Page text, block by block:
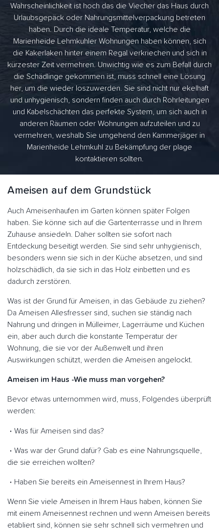
Wahrscheinlichkeit ist hoch das die Viecher das Haus durch
Urlaubsgepäck oder Nahrungsmittelverpackung betreten
haben. Durch die ideale Temperatur, welche die
Marienheide Lehmkuhler Wohnungen haben können, sich
die Kakerlaken hinter einem Regal verkriechen und sich in
kürzester Zeit vermehren. Unwichtig wie es zum Befall durch
die Schädlinge gekommen ist, muss schnell eine Lösung
her, um die wieder loszuwerden. Sie sind nicht nur ekelhaft
und unhygienisch, sondern finden auch durch Rohrleitungen
und Kabelschächten das perfekte System, um sich auch in
anderen Räumen oder Wohnungen aufzuteilen und zu
vermehren, weshalb Sie umgehend den Kammerjäger in
Marienheide Lehmkuhl zu Bekämpfung der plage
kontaktieren sollten.
Ameisen auf dem Grundstück
Auch Ameisenhaufen im Garten können später Folgen
haben. Sie könne sich auf die Gartenterrasse und in Ihrem
Zuhause ansiedeln. Daher sollten sie sofort nach
Entdeckung beseitigt werden. Sie sind sehr unhygienisch,
besonders wenn sie sich in der Küche absetzen, und sind
holzschädlich, da sie sich in das Holz einbetten und es
dadurch zerstören.
Was ist der Grund für Ameisen, in das Gebäude zu ziehen?
Da Ameisen Allesfresser sind, suchen sie ständig nach
Nahrung und dringen in Mülleimer, Lagerräume und Küchen
ein, aber auch durch die konstante Temperatur der
Wohnung, die sie vor der Außenwelt und ihren
Auswirkungen schützt, werden die Ameisen angelockt.
Ameisen im Haus -Wie muss man vorgehen?
Bevor etwas unternommen wird, muss, Folgendes überprüft
werden:
Was für Ameisen sind das?
Was war der Grund dafür? Gab es eine Nahrungsquelle,
die sie erreichen wollten?
Haben Sie bereits ein Ameisennest in Ihrem Haus?
Wenn Sie viele Ameisen in Ihrem Haus haben, können Sie
mit einem Ameisennest rechnen und wenn Ameisen bereits
etabliert sind, können sie sehr schnell sich vermehren und